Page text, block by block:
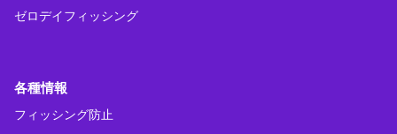
ゼロデイフィッシング
各種情報
フィッシング防止